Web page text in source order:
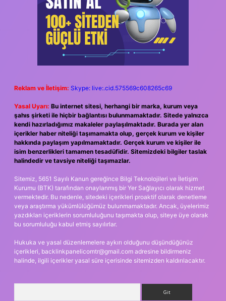
Reklam ve İletişim: Skype: live:.cid.575569c608265c69
Yasal Uyarı: Bu internet sitesi, herhangi bir marka, kurum veya
şahıs şirketi ile hiçbir bağlantısı bulunmamaktadır. Sitede yalnızca
kendi hazırladığımız makaleler paylaşılmaktadır. Burada yer alan
içerikler haber niteliği taşımamakta olup, gerçek kurum ve kişiler
hakkında paylaşım yapılmamaktadır. Gerçek kurum ve kişiler ile
isim benzerlikleri tamamen tesadüfidir. Sitemizdeki bilgiler taslak
halindedir ve tavsiye niteliği taşımazlar.
Sitemiz, 5651 Sayılı Kanun gereğince Bilgi Teknolojileri ve İletişim
Kurumu (BTK) tarafından onaylanmış bir Yer Sağlayıcı olarak hizmet
vermektedir. Bu nedenle, sitedeki içerikleri proaktif olarak denetleme
veya araştırma yükümlülüğümüz bulunmamaktadır. Ancak, üyelerimiz
yazdıkları içeriklerin sorumluluğunu taşımakta olup, siteye üye olarak
bu sorumluluğu kabul etmiş sayılırlar.
Hukuka ve yasal düzenlemelere aykırı olduğunu düşündüğünüz
içerikleri, backlinkpanelicomtr@gmail.com adresine bildirmeniz
halinde, ilgili içerikler yasal süre içerisinde sitemizden kaldırılacaktır.